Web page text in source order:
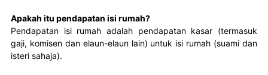
Apakah itu pendapatan isi rumah?
Pendapatan isi rumah adalah pendapatan kasar (termasuk
gaji, komisen dan elaun-elaun lain) untuk isi rumah (suami dan
isteri sahaja).